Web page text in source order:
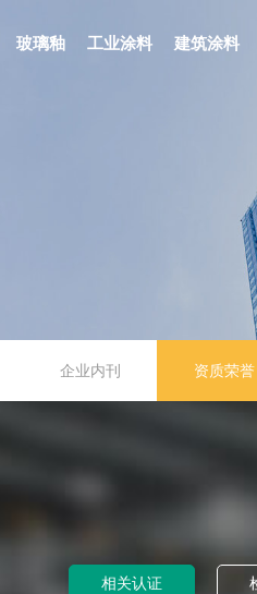
玻璃釉 工业涂料 建筑涂料
企业内刊 资质荣誉
相关认证